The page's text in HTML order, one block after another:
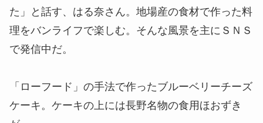
た」と話す、はる奈さん。地場産の食材で作った料
理をバンライフで楽しむ。そんな風景を主にＳＮＳ
で発信中だ。
「ローフード」の手法で作ったブルーベリーチーズ
ケーキ。ケーキの上には長野名物の食用ほおずき